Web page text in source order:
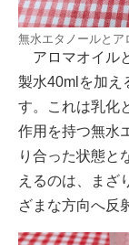
無水エタノールとア
アロマオイル
製水40mlを加え
す。これは乳化
作用を持つ無水
り合った状態と
えるのは、まざ
ざまな方向へ反